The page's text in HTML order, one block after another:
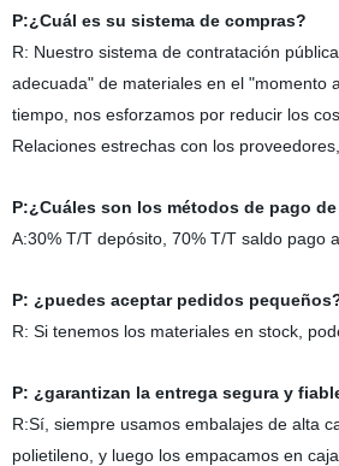
P:¿Cuál essu sistema de compras?
R: Nuestro sistema de contratación
adecuada"de materiales en el "momento
tiempo, nos esforzamos por reducir los
Relaciones estrechas con los
P:¿Cuálesson los métodos de pago
A:30% T/T depósito, 70% T/T saldo pago
P: ¿puedes aceptar pedidos
R: Si tenemos los materiales en stock,
P: ¿garantizan la entrega segura y
R:Sí, siempre usamos embalajes de alta
polietileno, y luego los empacamos en